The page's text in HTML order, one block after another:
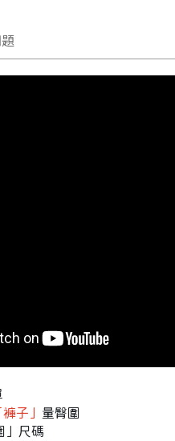
褲子」 量臀圍
」尺碼